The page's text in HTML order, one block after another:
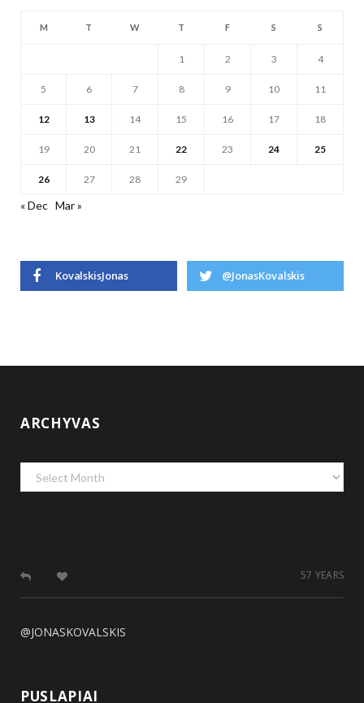
M T W T F S S
1 2 3 4
5 6 7 8 9 10 11
12 13 14 15 16 17 18
19 20 21 22 23 24 25
26 27 28 29
« Dec Mar »
KovalskisJonas @JonasKovalskis
ARCHYVAS
Archyvas
57 YEARS
@JONASKOVALSKIS
PUSLAPIAI